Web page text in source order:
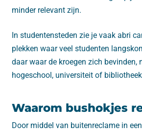
minder relevant zijn.
In studentensteden zie je vaak abri
plekken waar veel studenten
daar waar de kroegen zich bevinden,
hogeschool, universiteit of
Waarom bushokjes
Door middel van buitenreclame in